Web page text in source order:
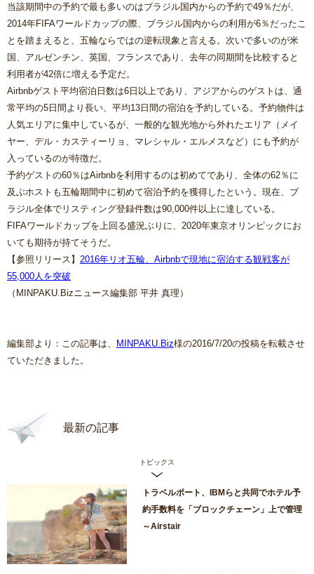
当該期間中の予約で最も多いのはブラジル国内からの予約で49％だが、
2014年FIFAワールドカップの際、ブラジル国内からの利用が6％だったこ
とを踏まえると、五輪ならではの逆転現象と言える。次いで多いのが米
国、アルゼンチン、英国、フランスであり、去年の同期間を比較すると
利用者が42倍に増える予定だ。
Airbnbゲスト平均宿泊日数は6日以上であり、アジアからのゲストは、通
常平均の5日間より長い、平均13日間の宿泊を予約している。予約物件は
人気エリアに集中しているが、一般的な観光地から外れたエリア（メイ
ヤー、デル・カスティーリョ、マレシャル・エルメスなど）にも予約が
入っているのが特徴だ。
予約ゲストの60％はAirbnbを利用するのは初めてであり、全体の62％に
及ぶホストも五輪期間中に初めて宿泊予約を獲得したという。現在、ブ
ラジル全体でリスティング登録件数は90,000件以上に達している。
FIFAワールドカップを上回る盛況ぶりに、2020年東京オリンピックにお
いても期待が持てそうだ。
【参照リリース】 2016年リオ五輪、Airbnbで現地に宿泊する観戦客が
55,000人を突破
（MINPAKU.Bizニュース編集部 平井 真理）
編集部より：この記事は、 MINPAKU.Biz様の2016/7/20の投稿を転載させ
ていただきました。
最新の記事
トピックス
トラベルポート、IBMらと共同でホテル予
約手数料を「ブロックチェーン」上で管理
～Airstair